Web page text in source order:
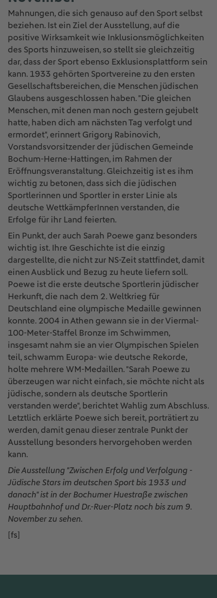
Mahnungen, die sich genauso auf den Sport selbst
beziehen. Ist ein Ziel der Ausstellung, auf die
positive Wirksamkeit wie Inklusionsmöglichkeiten
des Sports hinzuweisen, so stellt sie gleichzeitig
dar, dass der Sport ebenso Exklusionsplattform sein
kann. 1933 gehörten Sportvereine zu den ersten
Gesellschaftsbereichen, die Menschen jüdischen
Glaubens ausgeschlossen haben. "Die gleichen
Menschen, mit denen man noch gestern gejubelt
hatte, haben dich am nächsten Tag verfolgt und
ermordet", erinnert Grigory Rabinovich,
Vorstandsvorsitzender der jüdischen Gemeinde
Bochum-Herne-Hattingen, im Rahmen der
Eröffnungsveranstaltung. Gleichzeitig ist es ihm
wichtig zu betonen, dass sich die jüdischen
Sportlerinnen und Sportler in erster Linie als
deutsche WettkämpferInnen verstanden, die
Erfolge für ihr Land feierten.
Ein Punkt, der auch Sarah Poewe ganz besonders
wichtig ist. Ihre Geschichte ist die einzig
dargestellte, die nicht zur NS-Zeit stattfindet, damit
einen Ausblick und Bezug zu heute liefern soll.
Poewe ist die erste deutsche Sportlerin jüdischer
Herkunft, die nach dem 2. Weltkrieg für
Deutschland eine olympische Medaille gewinnen
konnte. 2004 in Athen gewann sie in der Viermal-
100-Meter-Staffel Bronze im Schwimmen,
insgesamt nahm sie an vier Olympischen Spielen
teil, schwamm Europa- wie deutsche Rekorde,
holte mehrere WM-Medaillen. "Sarah Poewe zu
überzeugen war nicht einfach, sie möchte nicht als
jüdische, sondern als deutsche Sportlerin
verstanden werde", berichtet Wahlig zum Abschluss.
Letztlich erklärte Poewe sich bereit, porträtiert zu
werden, damit genau dieser zentrale Punkt der
Ausstellung besonders hervorgehoben werden
kann.
Die Ausstellung "Zwischen Erfolg und Verfolgung -
Jüdische Stars im deutschen Sport bis 1933 und
danach" ist in der Bochumer Huestraße zwischen
Hauptbahnhof und Dr.-Ruer-Platz noch bis zum 9.
November zu sehen.
[fs]